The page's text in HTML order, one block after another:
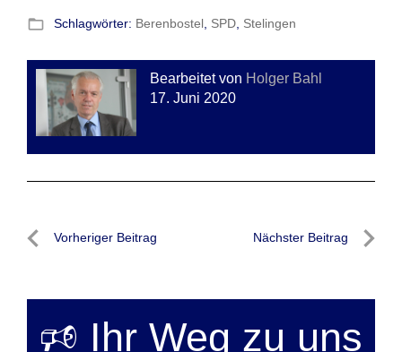
folder_open Schlagwörter: Berenbostel SPD Stelingen
Bearbeitet von Holger Bahl
17. Juni 2020
Beitragsnavigation
Vorheriger Beitrag Nächster Beitrag
🕫 Ihr Weg zu uns